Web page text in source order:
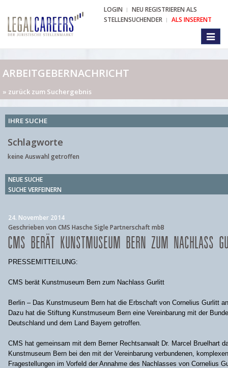
LOGIN
NEU REGISTRIEREN ALS
STELLENSUCHENDER
ALS INSERENT
ARBEITGEBERNACHRICHT
» zurück zum Suchergebnis
IHRE SUCHE
Schlagworte
keine Auswahl getroffen
NEUE SUCHE
SUCHE VERFEINERN
24. November 2014
Geschrieben von CMS Hasche Sigle Partnerschaft mbB
CMS BERÄT KUNSTMUSEUM BERN ZUM NACHLASS
PRESSEMITTEILUNG:
CMS berät Kunstmuseum Bern zum Nachlass Gurlitt
Berlin – Das Kunstmuseum Bern hat die Erbschaft von Cornelius Gurlitt
Dazu hat die Stiftung Kunstmuseum Bern eine Vereinbarung mit der
Deutschland und dem Land Bayern getroffen.
CMS hat gemeinsam mit dem Berner Rechtsanwalt Dr. Marcel Bruelhart
Kunstmuseum Bern bei den mit der Vereinbarung verbundenen, komplexen
Fragestellungen im Vorfeld der Annahme des Nachlasses von Cornelius